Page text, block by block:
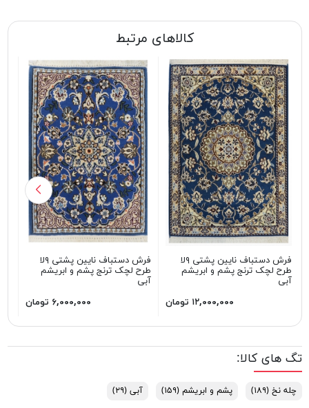
کالاهای مرتبط
فرش دستباف نایین پشتی ۹لا
طرح لچک ترنج پشم و ابریشم
آبی
۱۲,۰۰۰,۰۰۰ تومان
فرش دستباف نایین پشتی ۹لا
طرح لچک ترنج پشم و ابریشم
آبی
۶,۰۰۰,۰۰۰ تومان
تگ های کالا:
چله نخ(۱۸۹) پشم و ابریشم(۱۵۹) آبی(۲۹)